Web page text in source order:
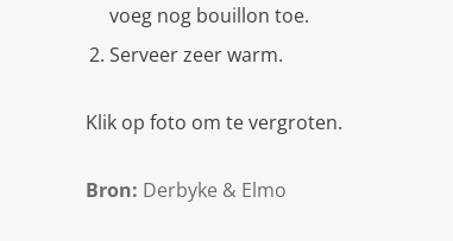
voeg nog bouillon toe.
Serveer zeer warm.
Klik op foto om te vergroten.
Bron: Derbyke & Elmo